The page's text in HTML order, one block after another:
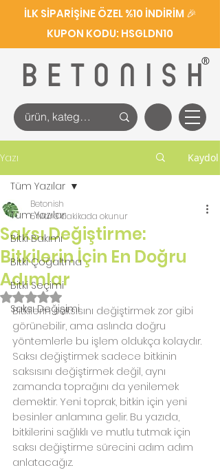
BETONISH
®
İLK SİPARİŞİNE ÖZEL %10 İNDİRİM 🎉
KUPON KODU: HSGLDN10
Yazı Kaydol
Tüm Yazılar
Bitki Bakımı
Bitki Çoğaltma
Bitki Seçimi
Saksı Değişimi
Tüm Yazılar
Saksı Değiştirme:
Bitkilerin İçin En Doğru
Adımlar
Betonish
5 Mar3 dakikada okunur
5 üzerinden NaN yıldız
Bitkilerin saksısını değiştirmek zor gibi
görünebilir, ama aslında doğru
yöntemlerle bu işlem oldukça kolaydır.
Saksı değiştirmek sadece bitkinin
saksısını değiştirmek değil, aynı
zamanda toprağını da yenilemek
demektir. Yeni toprak, bitkin için yeni
besinler anlamına gelir. Bu yazıda,
bitkilerini sağlıklı ve mutlu tutmak için
saksı değiştirme sürecini adım adım
anlatacağız.